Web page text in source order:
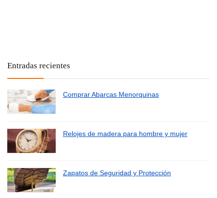
Entradas recientes
Comprar Abarcas Menorquinas
Relojes de madera para hombre y mujer
Zapatos de Seguridad y Protección